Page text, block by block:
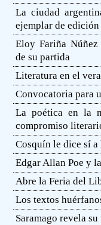
La ciudad
ejemplar de
Eloy Fariña
de su partida
Literatura en el
Convocatoria para
La poética en la
compromiso
Cosquín le dice sí
Edgar Allan Poe y
Abre la Feria del
Los textos
Saramago revela